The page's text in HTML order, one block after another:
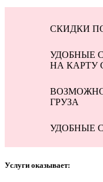
СКИДКИ
УДОБНЫЕ
НА КАРТУ
ГРУЗА
УДОБНЫЕ
Услуги оказывает: